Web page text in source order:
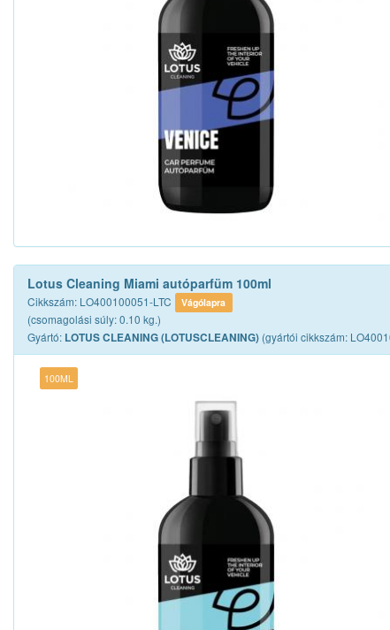
Lotus Cleaning Miami autóparfüm 100ml
Cikkszám: LO400100051-LTC Vágólapra
(csomagolási súly: 0.10 kg.)
Gyártó: LOTUS CLEANING (LOTUSCLEANING) (gyártói cikkszám:
100ML